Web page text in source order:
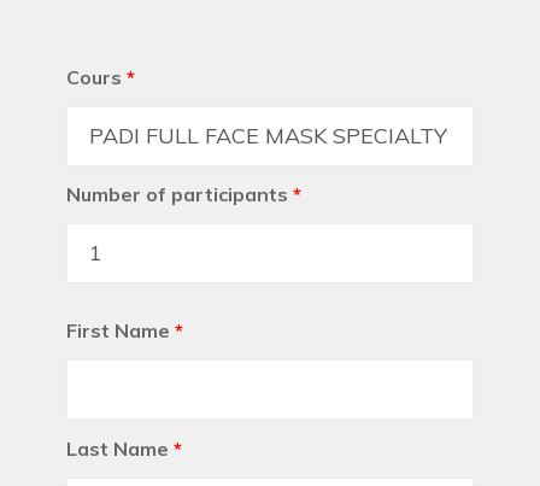
Cours *
Number of participants *
First Name *
Last Name *